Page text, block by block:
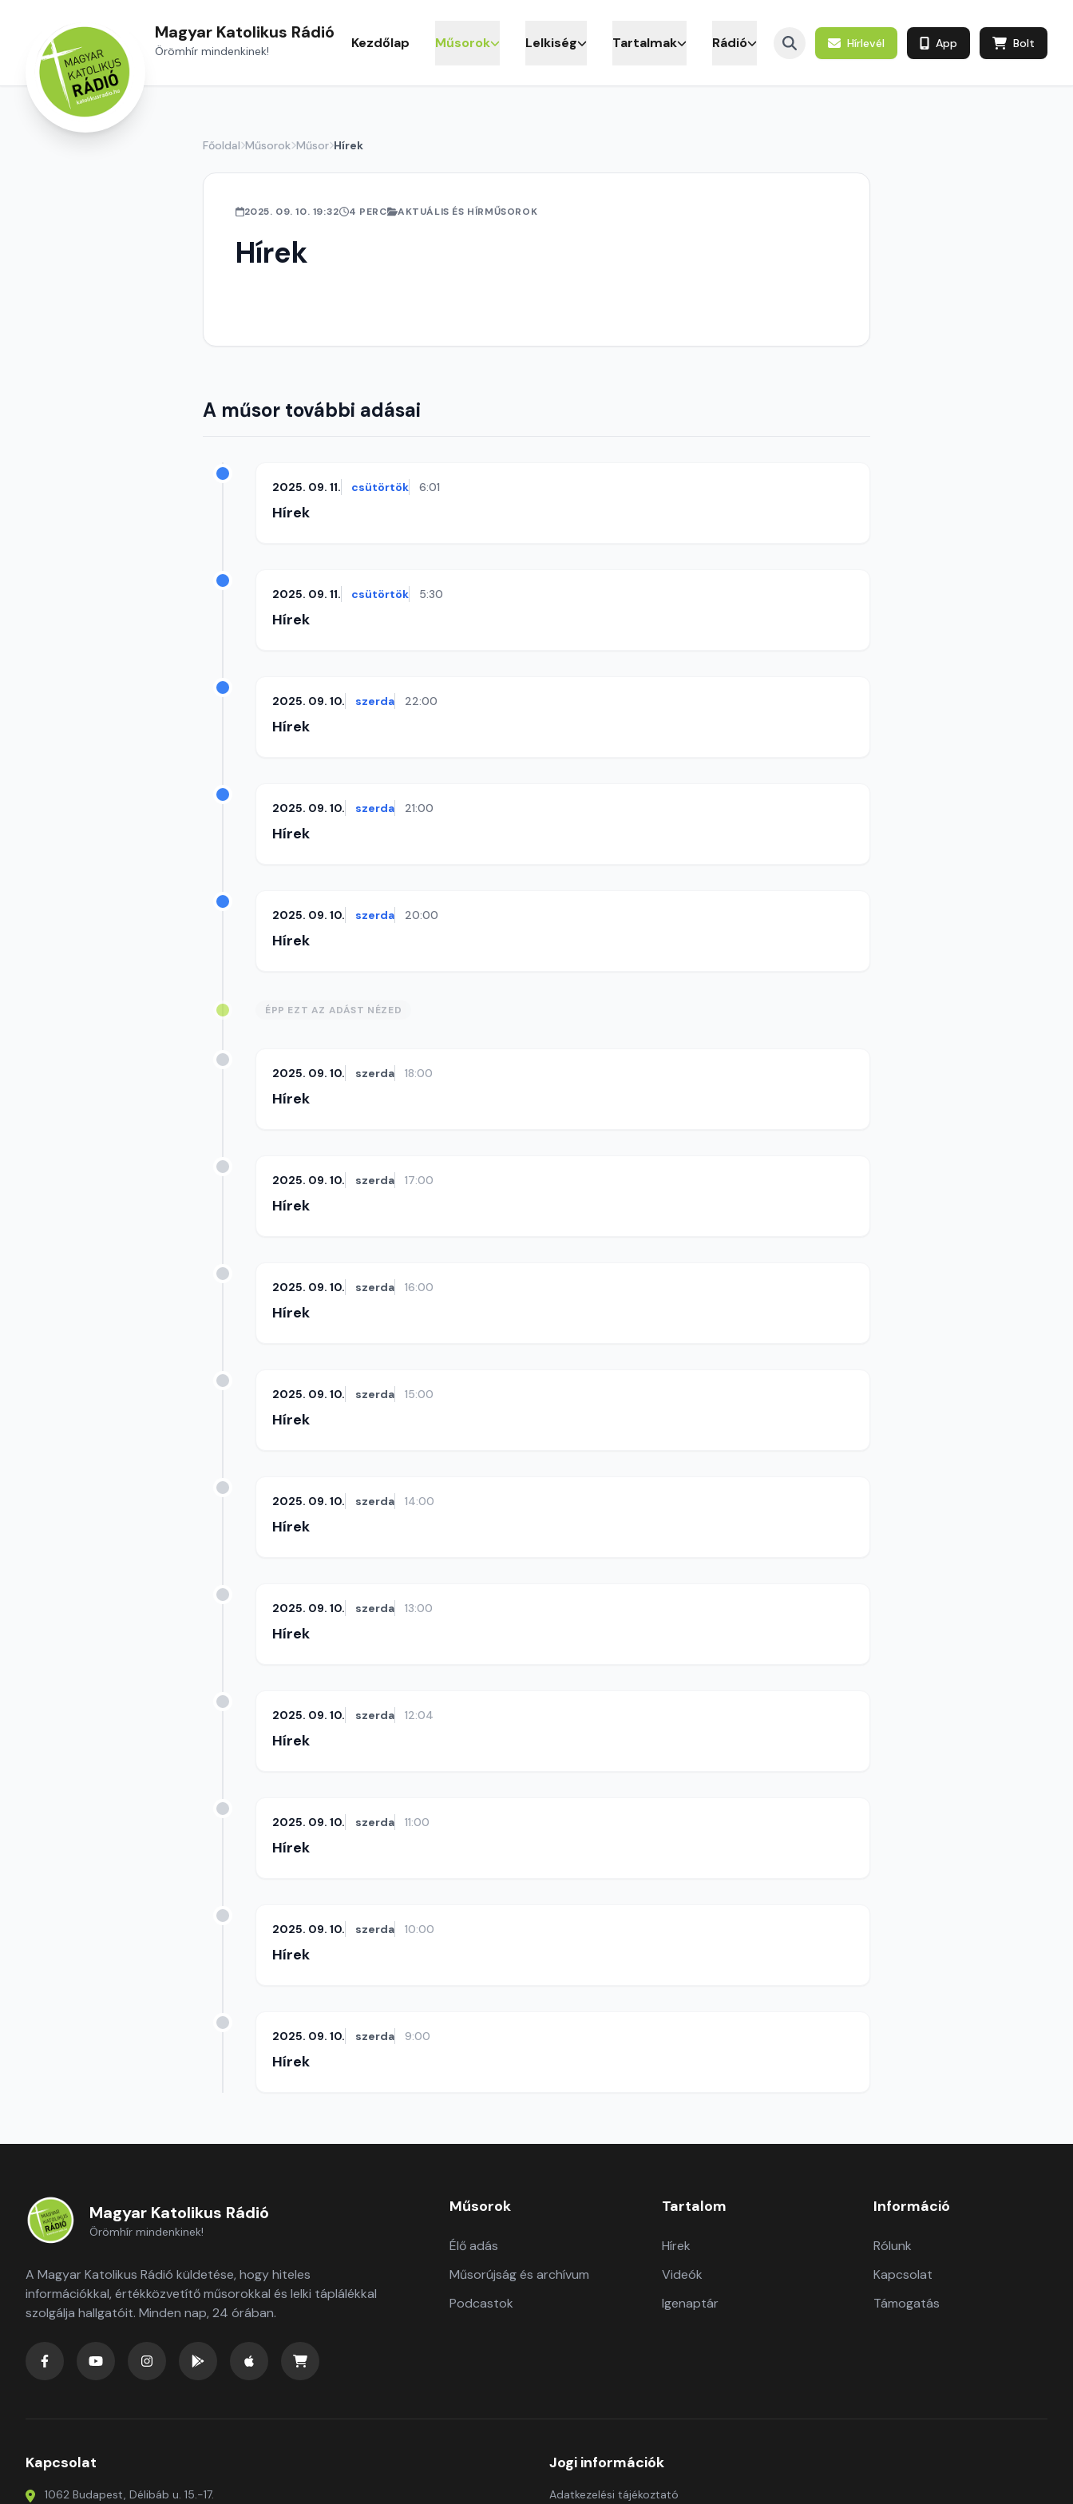
Magyar Katolikus Rádió
Örömhír mindenkinek! Kezdőlap Műsorok Lelkiség Tartalmak Rádió Hírlevél App Bolt
Főoldal Műsorok Műsor Hírek
2025. 09. 10. 19:32 4 PERC AKTUÁLIS ÉS HÍRMŰSOROK
Hírek
A műsor további adásai
2025. 09. 11. csütörtök 6:01
Hírek
2025. 09. 11. csütörtök 5:30
Hírek
2025. 09. 10. szerda 22:00
Hírek
2025. 09. 10. szerda 21:00
Hírek
2025. 09. 10. szerda 20:00
Hírek
ÉPP EZT AZ ADÁST NÉZED
2025. 09. 10. szerda 18:00
Hírek
2025. 09. 10. szerda 17:00
Hírek
2025. 09. 10. szerda 16:00
Hírek
2025. 09. 10. szerda 15:00
Hírek
2025. 09. 10. szerda 14:00
Hírek
2025. 09. 10. szerda 13:00
Hírek
2025. 09. 10. szerda 12:04
Hírek
2025. 09. 10. szerda 11:00
Hírek
2025. 09. 10. szerda 10:00
Hírek
2025. 09. 10. szerda 9:00
Hírek
Magyar Katolikus Rádió
Örömhír mindenkinek!
A Magyar Katolikus Rádió küldetése, hogy hiteles
információkkal, értékközvetítő műsorokkal és lelki táplálékkal
szolgálja hallgatóit. Minden nap, 24 órában.
Műsorok
Élő adás
Műsorújság és archívum
Podcastok
Tartalom
Hírek
Videók
Igenaptár
Információ
Rólunk
Kapcsolat
Támogatás
Kapcsolat
1062 Budapest, Délibáb u. 15.-17.
Jogi információk
Adatkezelési tájékoztató